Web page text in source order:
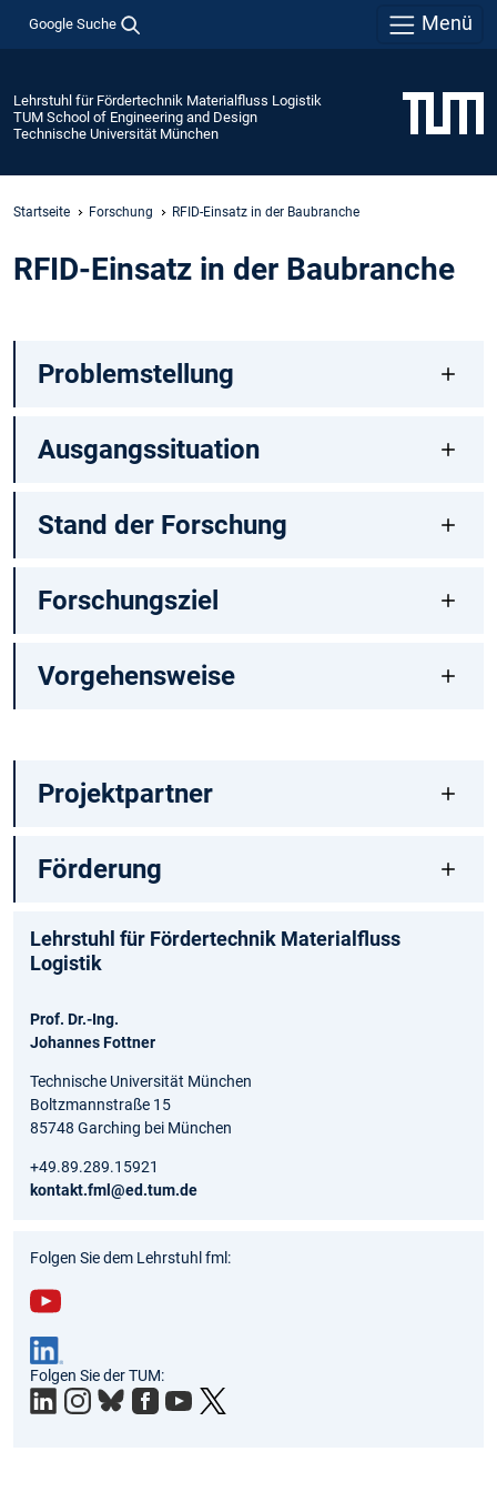
Google Suche Menü
Lehrstuhl für Fördertechnik Materialfluss Logistik
TUM School of Engineering and Design
Technische Universität München
Startseite Forschung RFID-Einsatz in der Baubranche
RFID-Einsatz in der Baubranche
Problemstellung
Ausgangssituation
Stand der Forschung
Forschungsziel
Vorgehensweise
Projektpartner
Förderung
Lehrstuhl für Fördertechnik Materialfluss
Logistik
Prof. Dr.-Ing.
Johannes Fottner
Technische Universität München
Boltzmannstraße 15
85748 Garching bei München
+49.89.289.15921
kontakt.fml@ed.tum.de
Folgen Sie dem Lehrstuhl fml:
You
tub
e
Folgen Sie der TUM: